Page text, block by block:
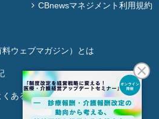
CBnewsマネジメント利用規約
ウェブマガジン）とは
くある質問